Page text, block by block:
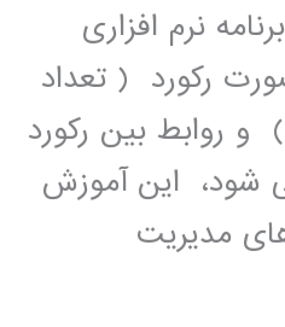
نرم افزاری
رکورد ( تعداد
و روابط بین رکورد
شود، این آموزش
مدیریت